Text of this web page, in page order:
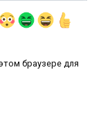
браузере для